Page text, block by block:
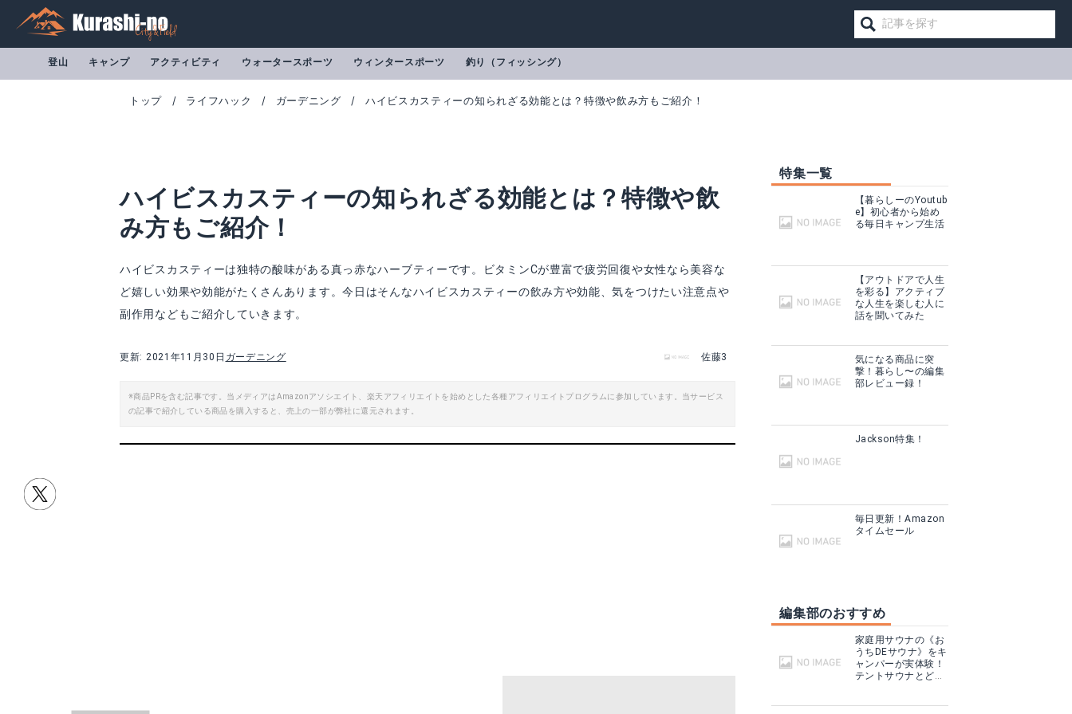
登山 キャンプ アクティビティ ウォータースポーツ ウィンタースポーツ 釣り（フィッシング）
トップ ライフハック ガーデニング ハイビスカスティーの知られざる効能とは？特徴や飲み方もご紹介！
ハイビスカスティーの知られざる効能とは？特徴や飲
み方もご紹介！
ハイビスカスティーは独特の酸味がある真っ赤なハーブティーです。ビタミンCが豊富で疲労回復や女性なら美容な
ど嬉しい効果や効能がたくさんあります。今日はそんなハイビスカスティーの飲み方や効能、気をつけたい注意点や
副作用などもご紹介していきます。
更新: 2021年11月30日 ガーデニング 佐藤3
※商品PRを含む記事です。当メディアはAmazonアソシエイト、楽天アフィリエイトを始めとした各種アフィリエイトプログラムに参加しています。当サービス
の記事で紹介している商品を購入すると、売上の一部が弊社に還元されます。
特集一覧
【暮らしーのYoutub
e】初心者から始め
る毎日キャンプ生活
【アウトドアで人生
を彩る】アクティブ
な人生を楽しむ人に
話を聞いてみた
気になる商品に突
撃！暮らし〜の編集
部レビュー録！
Jackson特集！
毎日更新！Amazon
タイムセール
編集部のおすすめ
家庭用サウナの《お
うちDEサウナ》をキ
ャンパーが実体験！
テントサウナとどこ